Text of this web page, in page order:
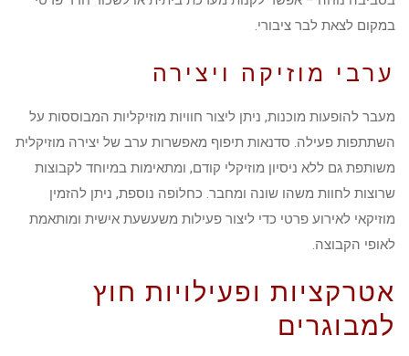
במקום לצאת לבר ציבורי.
ערבי מוזיקה ויצירה
מעבר להופעות מוכנות, ניתן ליצור חוויות מוזיקליות המבוססות על
השתתפות פעילה. סדנאות תיפוף מאפשרות ערב של יצירה מוזיקלית
משותפת גם ללא ניסיון מוזיקלי קודם, ומתאימות במיוחד לקבוצות
שרוצות לחוות משהו שונה ומחבר. כחלופה נוספת, ניתן להזמין
מוזיקאי לאירוע פרטי כדי ליצור פעילות משעשעת אישית ומותאמת
לאופי הקבוצה.
אטרקציות ופעילויות חוץ
למבוגרים